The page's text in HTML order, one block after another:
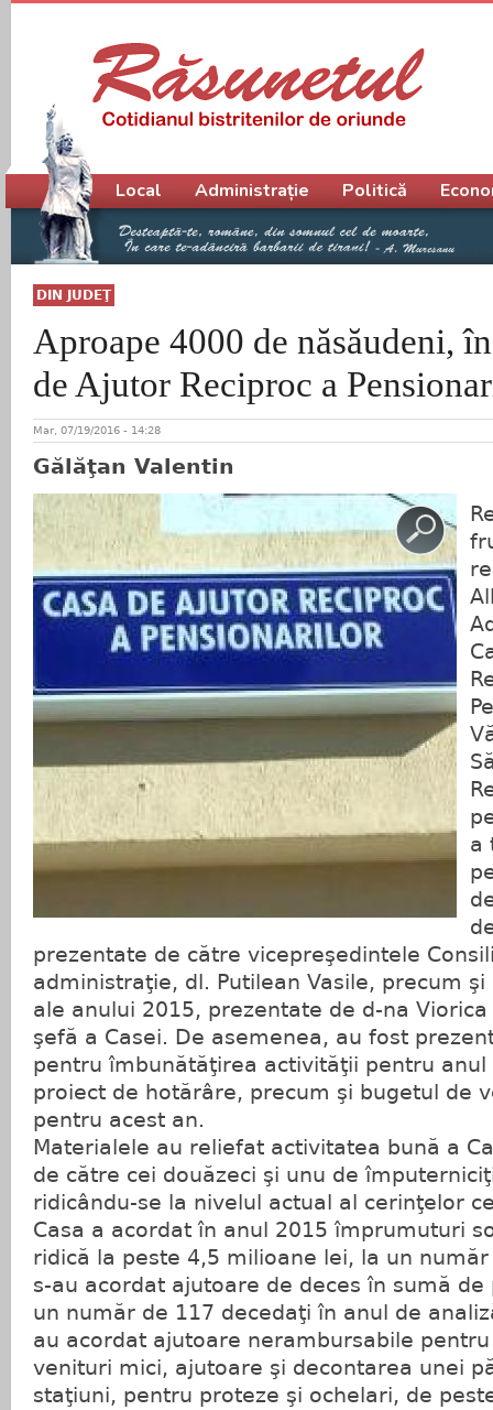
DIN JUDEŢ
Aproape 4000 de năsăudeni,
de Ajutor Reciproc a
Mar, 07/19/2016 - 14:28
Gălăţan Valentin
a
prezentate de către vicepreşedintele
administraţie, dl. Putilean Vasile, precum
ale anului 2015, prezentate de d-na
şefă a Casei. De asemenea, au fost
pentru îmbunătăţirea activităţii pentru anul
proiect de hotărâre, precum şi bugetul de
pentru acest an.
Materialele au reliefat activitatea bună a
de către cei douăzeci şi unu de
ridicându-se la nivelul actual al cerinţelor
Casa a acordat în anul 2015 împrumuturi
ridică la peste 4,5 milioane lei, la un
s-au acordat ajutoare de deces în sumă
un număr de 117 decedaţi în anul de
au acordat ajutoare nerambursabile
venituri mici, ajutoare şi decontarea unei
staţiuni, pentru proteze şi ochelari, de
Meniu principal
Local Administrație Politică